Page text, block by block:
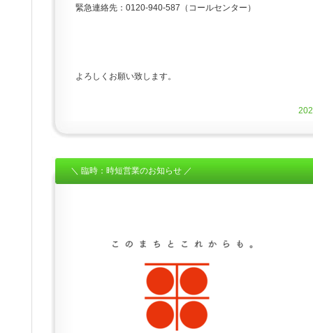
緊急連絡先：0120-940-587（コールセンター）
よろしくお願い致します。
＼ 臨時：時短営業のお知らせ ／